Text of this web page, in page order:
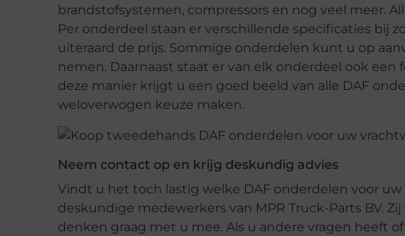
brandstofsystemen, compressors en nog veel meer.
Per onderdeel staan er verschillende specificaties bij
uiteraard de prijs. Sommige onderdelen kunt u op
nemen. Daarnaast staat er van elk onderdeel ook
deze manier krijgt u een goed beeld van alle DAF
weloverwogen keuze maken.
Neem contact op en krijg deskundig advies
Vindt u het toch lastig welke DAF onderdelen voor
deskundige medewerkers van MPR Truck-Parts BV.
denken graag met u mee. Als u andere vragen heeft